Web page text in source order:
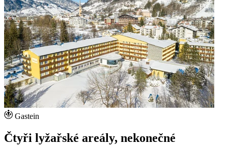
Gastein
Čtyři lyžařské areály, nekonečné